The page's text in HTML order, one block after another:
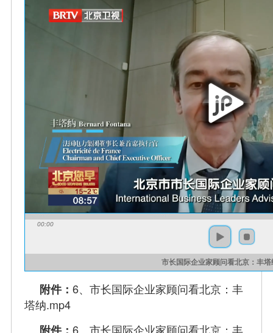
00:00
市长国际企业家顾问看北京：丰塔
附件： 6、市长国际企业家顾问看北京：丰
塔纳.mp4
6、市长国际企业家顾问看北京：丰